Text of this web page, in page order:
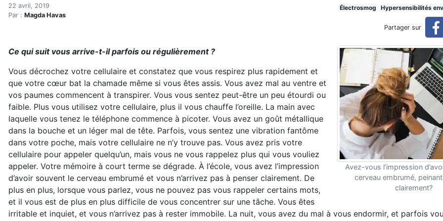
Accueil
Articles
Vos appareils sans fil pourraient-ils contribuer à votre
22 avril, 2019
Par : Magda Havas
Électrosmog Hypersensibilités
Partager sur
Avez-vous l’impression
cerveau embrumé,
clairement?
Ce qui suit vous arrive-t-il parfois ou régulièrement ?
Vous décrochez votre cellulaire et constatez que vous respirez plus rapidement et
que votre cœur bat la chamade même si vous êtes assis. Vous avez mal au ventre et
vos paumes commencent à transpirer. Vous vous sentez peut-être un peu étourdi ou
faible. Plus vous utilisez votre cellulaire, plus il vous chauffe l’oreille. La main avec
laquelle vous tenez le téléphone commence à picoter. Vous avez un goût métallique
dans la bouche et un léger mal de tête. Parfois, vous sentez une vibration fantôme
dans votre poche, mais votre cellulaire ne n’y trouve pas. Vous avez pris votre
cellulaire pour appeler quelqu’un, mais vous ne vous rappelez plus qui vous vouliez
appeler. Votre mémoire à court terme se dégrade. À l’école, vous avez l’impression
d’avoir souvent le cerveau embrumé et vous n’arrivez pas à penser clairement. De
plus en plus, lorsque vous parlez, vous ne pouvez pas vous rappeler certains mots,
et il vous est de plus en plus difficile de vous concentrer sur une tâche. Vous êtes
irritable et inquiet, et vous n’arrivez pas à rester immobile. La nuit, vous avez du mal à vous endormir, et parfois